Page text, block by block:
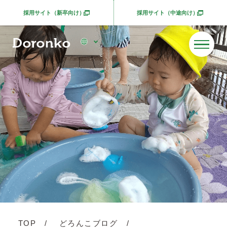
採用サイト（新卒向け）別ウィンドウで開きます 採用サイト（中途向け）別ウィンドウで開きま
TOP どろんこブログ